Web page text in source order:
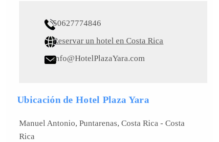
50627774846
Reservar un hotel en Costa Rica
info@HotelPlazaYara.com
Ubicación de Hotel Plaza Yara
Manuel Antonio, Puntarenas, Costa Rica -Costa
Rica